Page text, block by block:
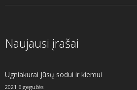
Naujausi įrašai
Ugniakurai Jūsų sodui ir kiemui
2021 6 gegužės